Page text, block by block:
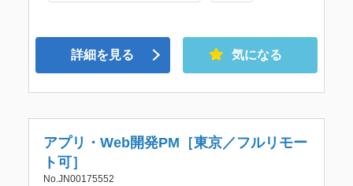
詳細を見る 気になる
アプリ・Web開発PM［東京／フルリモー
ト可］
No.JN00175552